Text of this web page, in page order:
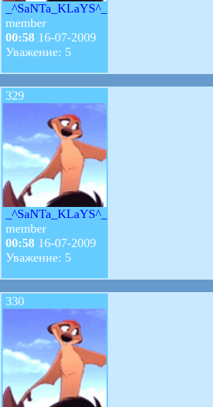
_^SaNTa_KLaYS^_
member
00:58 16-07-2009
Уважение: 5
329
_^SaNTa_KLaYS^_
member
00:58 16-07-2009
Уважение: 5
330